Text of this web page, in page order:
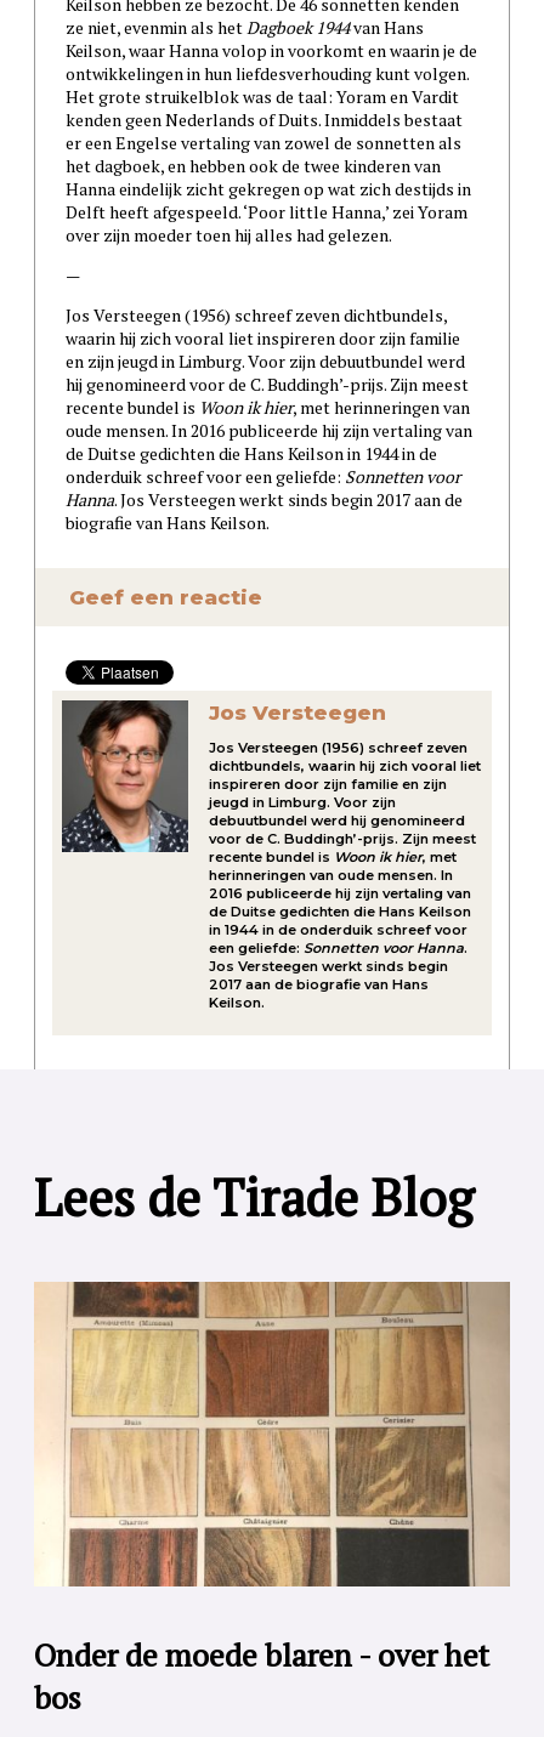
ze niet, evenmin als hetDagboek 1944van Hans
Keilson, waar Hanna volop in voorkomt en waarin je de
ontwikkelingen in hun liefdesverhouding kunt volgen.
Het grote struikelblok was de taal: Yoram en Vardit
kenden geen Nederlands of Duits. Inmiddels bestaat
er een Engelse vertaling van zowel de sonnetten als
het dagboek, en hebben ook de twee kinderen van
Hanna eindelijk zicht gekregen op wat zich destijds in
Delft heeft afgespeeld. ‘Poor little Hanna,’ zei Yoram
over zijn moeder toen hij alles had gelezen.
—
Jos Versteegen (1956) schreef zeven dichtbundels,
waarin hij zich vooral liet inspireren door zijn familie
en zijn jeugd in Limburg. Voor zijn debuutbundel werd
hij genomineerd voor de C. Buddingh’-prijs. Zijn meest
recente bundel is Woon ik hier, met herinneringen van
oude mensen. In 2016 publiceerde hij zijn vertaling van
de Duitse gedichten die Hans Keilson in 1944 in de
onderduik schreef voor een geliefde: Sonnetten voor
Hanna. Jos Versteegen werkt sinds begin 2017 aan de
biografie van Hans Keilson.
Geef een reactie
Jos Versteegen
Jos Versteegen (1956) schreef zeven
dichtbundels, waarin hij zich vooral liet
inspireren door zijn familie en zijn
jeugd in Limburg. Voor zijn
debuutbundel werd hij genomineerd
voor de C. Buddingh’-prijs. Zijn meest
recente bundel is Woon ik hier, met
herinneringen van oude mensen. In
2016 publiceerde hij zijn vertaling van
de Duitse gedichten die Hans Keilson
in 1944 in de onderduik schreef voor
een geliefde:Sonnetten voor Hanna.
Jos Versteegen werkt sinds begin
2017 aan de biografie van Hans
Keilson.
Lees de Tirade Blog
Onder de moede blaren - over het
bos